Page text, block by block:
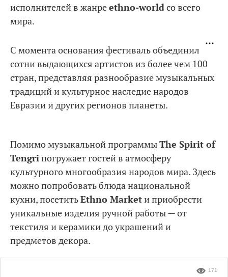
исполнителей в жанреethno-worldсо всего
мира.
С момента основания фестиваль объединил
сотни выдающихся артистов из более чем 100
стран, представляя разнообразие музыкальных
традиций и культурное наследие народов
Евразии и других регионов планеты.
Помимо музыкальной программыThe Spirit of
Tengriпогружает гостей в атмосферу
культурного многообразия народов мира. Здесь
можно попробовать блюда национальной
кухни, посетитьEthno Marketи приобрести
уникальные изделия ручной работы — от
текстиля и керамики до украшений и
предметов декора.
171